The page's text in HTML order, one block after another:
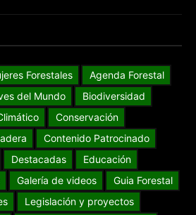
Forestales
Agenda Forestal
del Mundo
Biodiversidad
Conservación
Contenido Patrocinado
Destacadas
Educación
Galería de videos
Guia Forestal
Legislación y proyectos